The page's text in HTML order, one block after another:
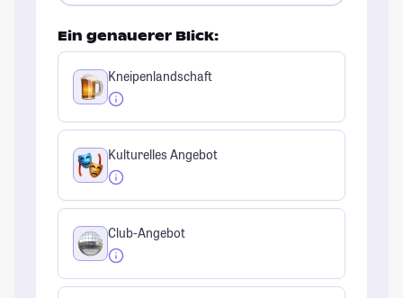
Ein genauerer Blick:
Kneipenlandschaft
Kulturelles Angebot
Club-Angebot